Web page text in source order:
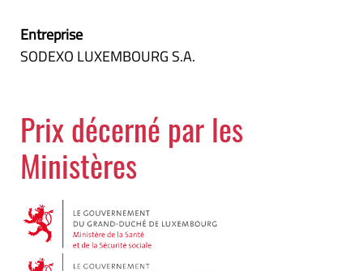
Entreprise
SODEXO LUXEMBOURG S.A.
Prix décerné par les
Ministères